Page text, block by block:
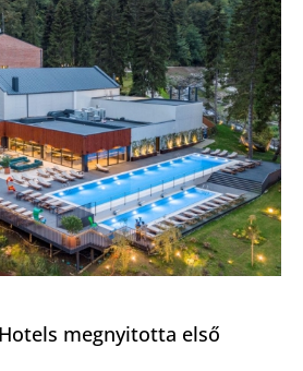
megnyitotta első